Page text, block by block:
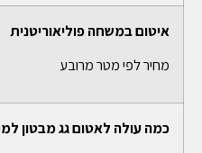
איטום במשחה פוליאוריטנית
מחיר לפי מטר מרובע
כמה עולה לאטום גג מבטון